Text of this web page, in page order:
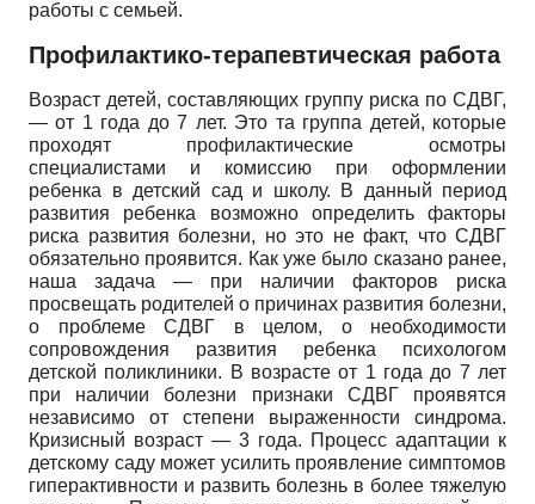
работы с семьей.
Профилактико-терапевтическая работа
Возраст детей, составляющих группу риска по СДВГ,
— от 1 года до 7 лет. Это та группа детей, которые
проходят профилактические осмотры
специалистами и комиссию при оформлении
ребенка в детский сад и школу. В данный период
развития ребенка возможно определить факторы
риска развития болезни, но это не факт, что СДВГ
обязательно проявится. Как уже было сказано ранее,
наша задача — при наличии факторов риска
просвещать родителей о причинах развития болезни,
о проблеме СДВГ в целом, о необходимости
сопровождения развития ребенка психологом
детской поликлиники. В возрасте от 1 года до 7 лет
при наличии болезни признаки СДВГ проявятся
независимо от степени выраженности синдрома.
Кризисный возраст — 3 года. Процесс адаптации к
детскому саду может усилить проявление симптомов
гиперактивности и развить болезнь в более тяжелую